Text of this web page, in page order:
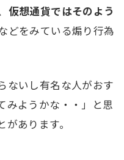
仮想通貨ではそのよう
どをみている煽り行為
ないし有名な人がおす
みようかな・・」と思
あります。